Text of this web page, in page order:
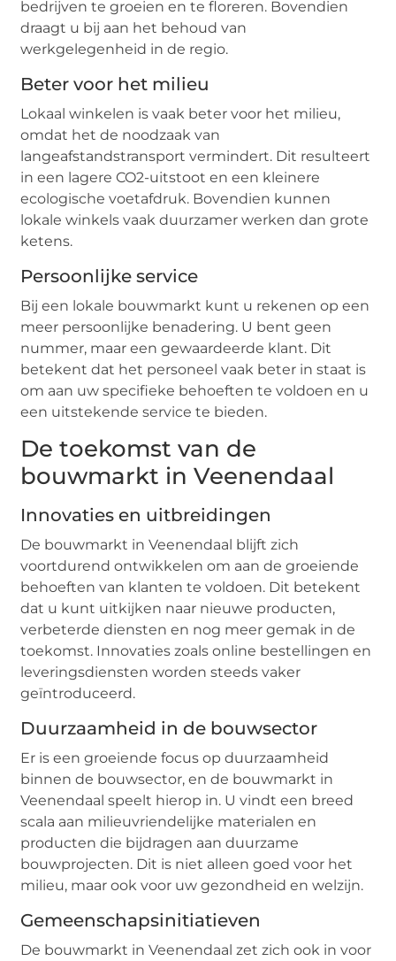
bedrijven te groeien en te floreren. Bovendien
draagt u bij aan het behoud van
werkgelegenheid in de regio.
Beter voor het milieu
Lokaal winkelen is vaak beter voor het milieu,
omdat het de noodzaak van
langeafstandstransport vermindert. Dit resulteert
in een lagere CO2-uitstoot en een kleinere
ecologische voetafdruk. Bovendien kunnen
lokale winkels vaak duurzamer werken dan grote
ketens.
Persoonlijke service
Bij een lokale bouwmarkt kunt u rekenen op een
meer persoonlijke benadering. U bent geen
nummer, maar een gewaardeerde klant. Dit
betekent dat het personeel vaak beter in staat is
om aan uw specifieke behoeften te voldoen en u
een uitstekende service te bieden.
De toekomst van de
bouwmarkt in Veenendaal
Innovaties en uitbreidingen
De bouwmarkt in Veenendaal blijft zich
voortdurend ontwikkelen om aan de groeiende
behoeften van klanten te voldoen. Dit betekent
dat u kunt uitkijken naar nieuwe producten,
verbeterde diensten en nog meer gemak in de
toekomst. Innovaties zoals online bestellingen en
leveringsdiensten worden steeds vaker
geïntroduceerd.
Duurzaamheid in de bouwsector
Er is een groeiende focus op duurzaamheid
binnen de bouwsector, en de bouwmarkt in
Veenendaal speelt hierop in. U vindt een breed
scala aan milieuvriendelijke materialen en
producten die bijdragen aan duurzame
bouwprojecten. Dit is niet alleen goed voor het
milieu, maar ook voor uw gezondheid en welzijn.
Gemeenschapsinitiatieven
De bouwmarkt in Veenendaal zet zich ook in voor